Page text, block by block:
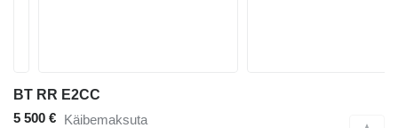
BT RR E2CC
5 500 € Käibemaksuta